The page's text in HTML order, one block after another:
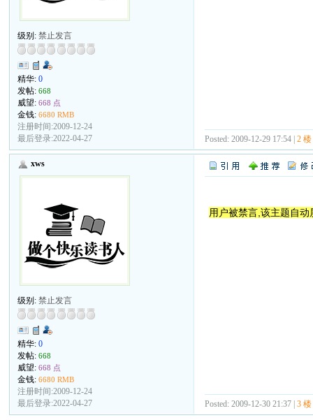
级别:禁止发言
精华:0
发帖:668
威望:668 点
金钱:6680 RMB
注册时间:2009-12-24
最后登录:2022-04-27
Posted: 2009-12-29 17:54 |2 楼
xws
级别:禁止发言
精华:0
发帖:668
威望:668 点
金钱:6680 RMB
注册时间:2009-12-24
最后登录:2022-04-27
用户被禁言,该主题自动
Posted: 2009-12-30 21:37 |3 楼